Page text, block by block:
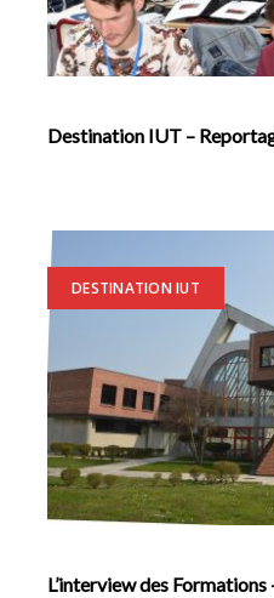
Destination IUT –
DESTINATION IUT
L’interview des